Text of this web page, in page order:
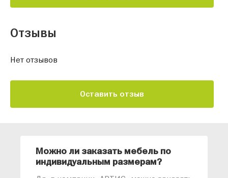
Отзывы
Нет отзывов
Оставить отзыв
Можно ли заказать мебель по
индивидуальным размерам?